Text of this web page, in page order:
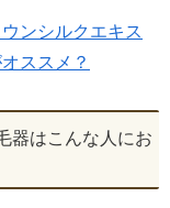
ンシルクエキス
ススメ？
器はこんな人にお